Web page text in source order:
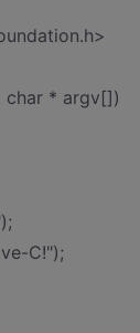
char * argv[])
C!");